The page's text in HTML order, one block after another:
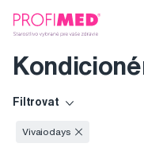
Filtrovat
Vivaiodays